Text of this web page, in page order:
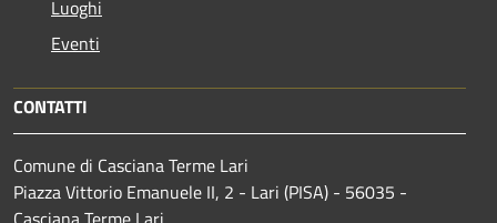
Luoghi
Eventi
CONTATTI
Comune di Casciana Terme Lari
Piazza Vittorio Emanuele II, 2 - Lari (PISA) - 56035 -